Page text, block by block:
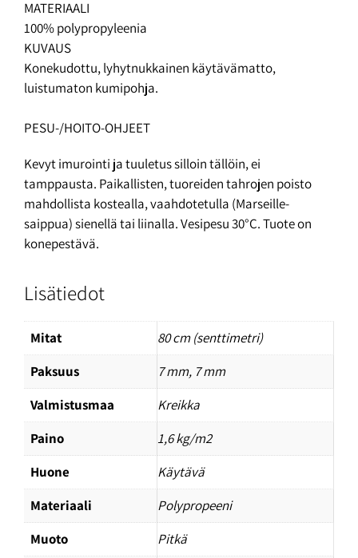
MATERIAALI
100% polypropyleenia
KUVAUS
Konekudottu, lyhytnukkainen käytävämatto,
luistumaton kumipohja.
PESU-/HOITO-OHJEET
Kevyt imurointi ja tuuletus silloin tällöin, ei
tamppausta. Paikallisten, tuoreiden tahrojen poisto
mahdollista kostealla, vaahdotetulla (Marseille-
saippua) sienellä tai liinalla. Vesipesu 30°C. Tuote on
konepestävä.
Lisätiedot
Mitat
80 cm (senttimetri)
Paksuus
7 mm, 7 mm
Valmistusmaa
Kreikka
Paino
1,6 kg/m2
Huone
Käytävä
Materiaali
Polypropeeni
Muoto
Pitkä